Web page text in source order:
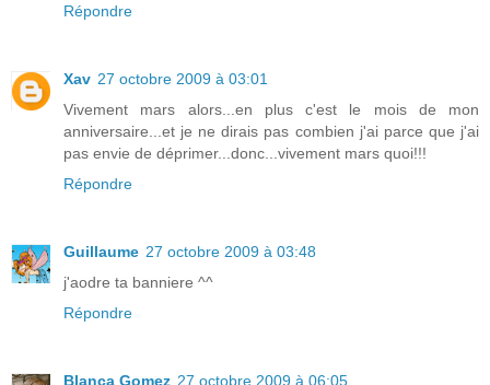
Répondre
Xav 27 octobre 2009 à 03:01
Vivement mars alors...en plus c'est le mois de mon
anniversaire...et je ne dirais pas combien j'ai parce que j'ai
pas envie de déprimer...donc...vivement mars quoi!!!
Répondre
Guillaume 27 octobre 2009 à 03:48
j'aodre ta banniere ^^
Répondre
Blanca Gomez 27 octobre 2009 à 06:05